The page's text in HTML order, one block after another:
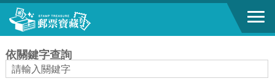
跳到主要內容區塊
依關鍵字查詢